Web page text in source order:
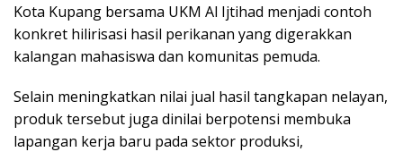
Kota Kupang bersama UKM Al Ijtihad menjadi contoh
konkret hilirisasi hasil perikanan yang digerakkan
kalangan mahasiswa dan komunitas pemuda.
Selain meningkatkan nilai jual hasil tangkapan nelayan,
produk tersebut juga dinilai berpotensi membuka
lapangan kerja baru pada sektor produksi,